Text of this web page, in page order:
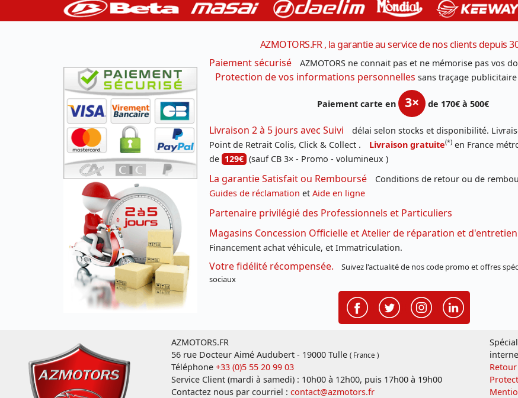
AZMOTORS.FR , la garantie au service de nos clients depuis
Paiement sécurisé
AZMOTORS ne connait pas et ne mémorise pas vos
Protection de vos informations personnelles sans traçage
Paiement carte en 3× de 170€ à 500€
Livraison 2 à 5 jours avec Suivi
délai selon stocks et disponibilité.
Point de Retrait Colis, Click & Collect .
Livraison gratuite(*) en France
de 129€ (sauf CB 3× - Promo - volumineux )
La garantie Satisfait ou Remboursé
Conditions de retour ou de
Guides de réclamation et Aide en ligne
Partenaire privilégié des Professionnels et Particuliers
Magasins Concession Officielle et Atelier de réparation et d'entretien
Financement achat véhicule, et Immatriculation.
Votre fidélité récompensée.
Suivez l'actualité de nos code promo et offres
sociaux
AZMOTORS.FR
56 rue Docteur Aimé Audubert - 19000 Tulle ( France )
Téléphone +33 (0)5 55 20 99 03
Service Client (mardi à samedi) : 10h00 à 12h00, puis 17h00 à 19h00
Contactez nous par courriel : contact@azmotors.fr